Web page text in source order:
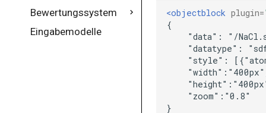
Zahlen
autoref
blockquote
Allgemein
Bewertungssystem
affinespace
Eingabemodelle
<objectblock plugin=
"data":
"/
"datatype":
"style":